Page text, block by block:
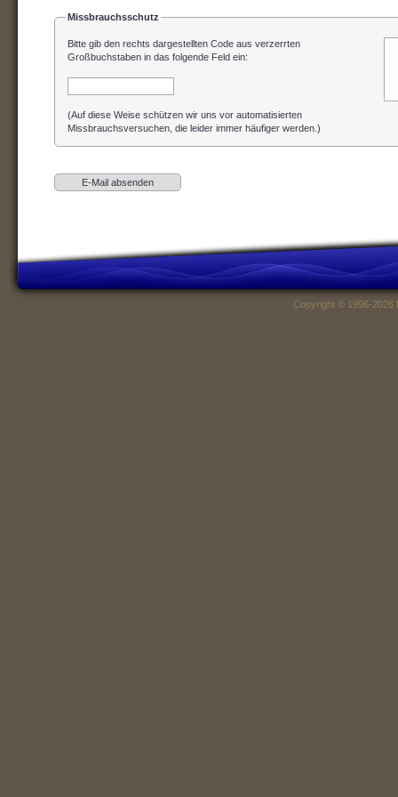
Missbrauchsschutz
Bitte gib den rechts dargestellten Code aus verzerrten
Großbuchstaben in das folgende Feld ein:
(Auf diese Weise schützen wir uns vor automatisierten
Missbrauchsversuchen, die leider immer häufiger werden.)
Copyright © 1996-2026